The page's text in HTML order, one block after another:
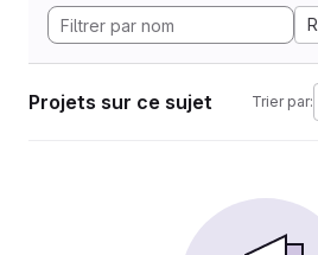
R
Projets sur ce sujet Trier par: